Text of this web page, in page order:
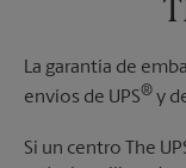
La garantía de
envíos de UPS® y
Si un centro The